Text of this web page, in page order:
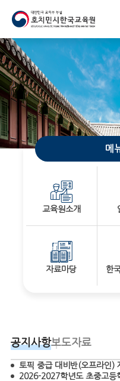
메
교육원소개
자료마당 한
공지사항보도자료
토픽 중급 대비반(오프라인)